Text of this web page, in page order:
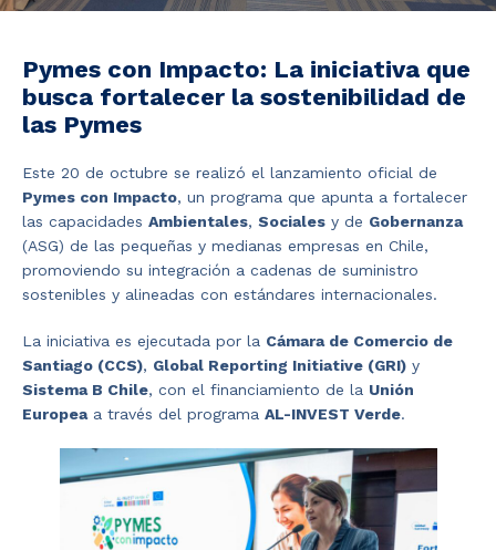
Pymes con Impacto: La iniciativa que
busca fortalecer la sostenibilidad de
las Pymes
Este 20 de octubre se realizó el lanzamiento oficial de
Pymes con Impacto, un programa que apunta a fortalecer
las capacidades Ambientales, Sociales y de Gobernanza
(ASG) de las pequeñas y medianas empresas en Chile,
promoviendo su integración a cadenas de suministro
sostenibles y alineadas con estándares internacionales.
La iniciativa es ejecutada por la Cámara de Comercio de
Santiago (CCS), Global Reporting Initiative (GRI) y
Sistema B Chile, con el financiamiento de la Unión
Europeaa través del programa AL-INVEST Verde.